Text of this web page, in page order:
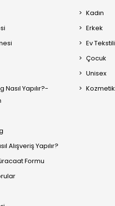
Nasıl Yapılır?-
Alışveriş Yapılır?
Formu
Kadın
Erkek
Ev Tekstili
Çocuk
Unisex
Kozmetik